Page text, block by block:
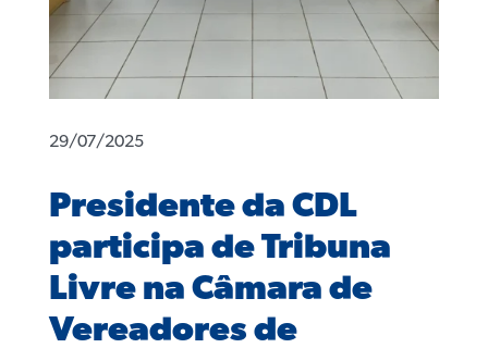
29/07/2025
Presidente da CDL
participa de Tribuna
Livre na Câmara de
Vereadores de